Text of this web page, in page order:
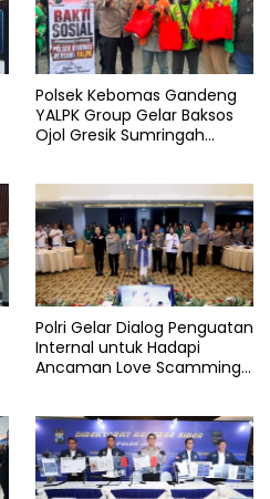
Polsek Kebomas Gandeng
YALPK Group Gelar Baksos
Ojol Gresik Sumringah
Polri Gelar Dialog Penguatan
Internal untuk Hadapi
Ancaman Love Scamming